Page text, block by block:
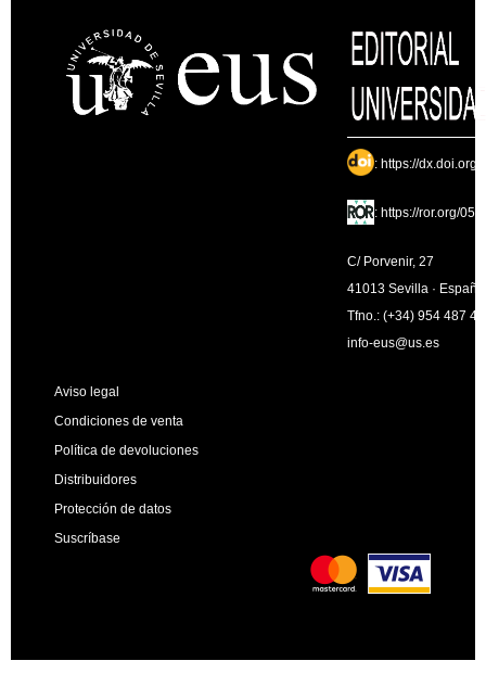
: https://dx.doi.org/
: https://ror.org/
C/ Porvenir, 27
41013 Sevilla · España
Tfno.: (+34) 954 487
info-eus@us.es
Aviso legal
Condiciones de venta
Política de devoluciones
Distribuidores
Protección de datos
Suscríbase